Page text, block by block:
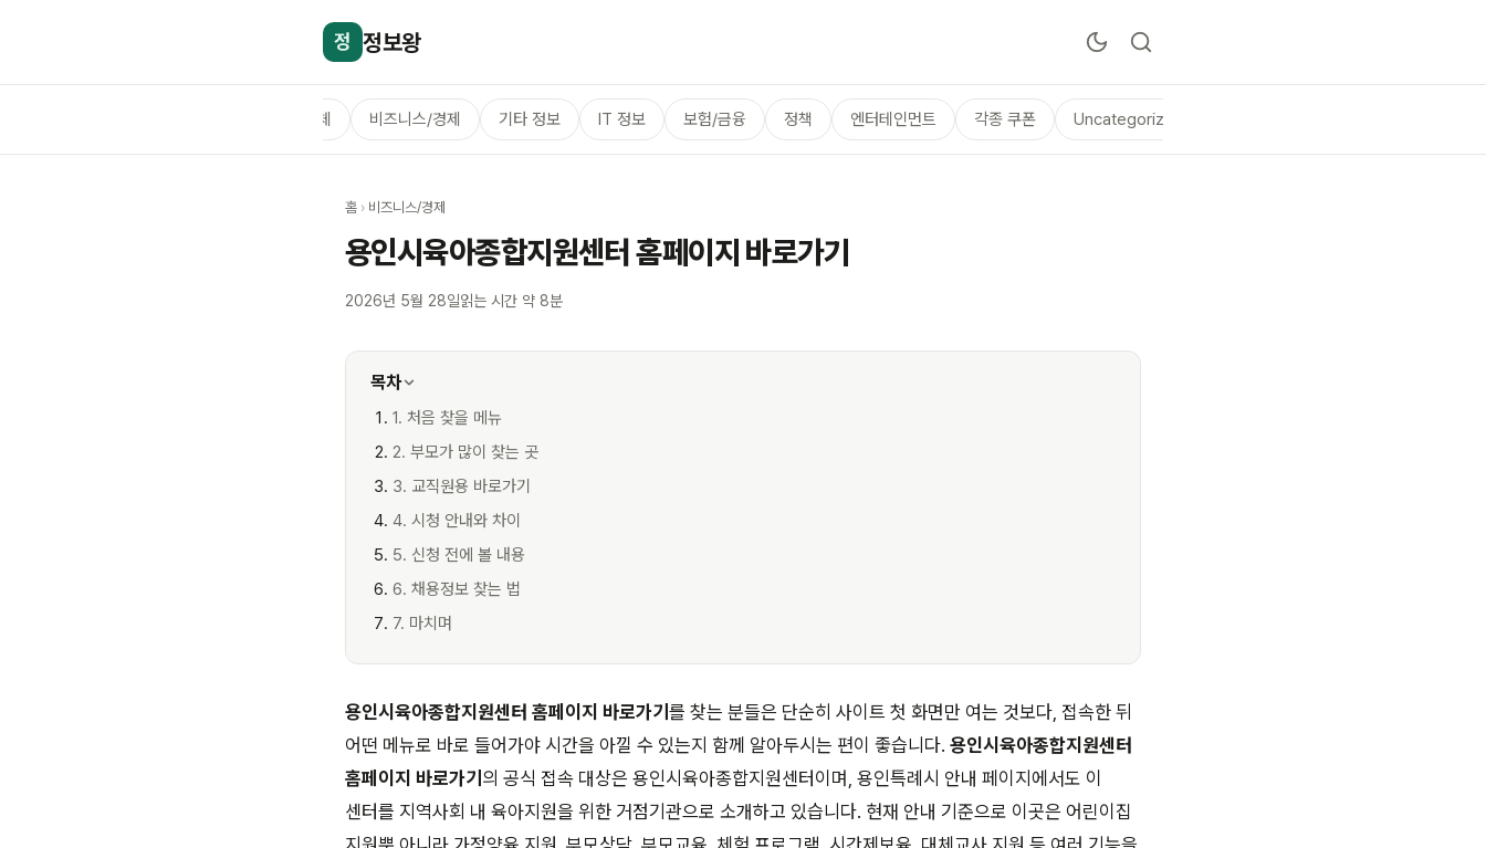
정 정보왕
전체 비즈니스/경제 기타 정보 IT 정보 보험/금융 정책 엔터테인먼트 각종 쿠폰 Uncategorized
홈 › 비즈니스/경제
용인시육아종합지원센터 홈페이지 바로가기
2026년 5월 28일읽는 시간 약 8분
목차
1. 처음 찾을 메뉴
2. 부모가 많이 찾는 곳
3. 교직원용 바로가기
4. 시청 안내와 차이
5. 신청 전에 볼 내용
6. 채용정보 찾는 법
7. 마치며
용인시육아종합지원센터 홈페이지 바로가기 를 찾는 분들은 단순히 사이트 첫 화면만 여는 것보다, 접속한 뒤
어떤 메뉴로 바로 들어가야 시간을 아낄 수 있는지 함께 알아두시는 편이 좋습니다. 용인시육아종합지원센터
홈페이지 바로가기 의 공식 접속 대상은 용인시육아종합지원센터이며, 용인특례시 안내 페이지에서도 이
센터를 지역사회 내 육아지원을 위한 거점기관으로 소개하고 있습니다. 현재 안내 기준으로 이곳은 어린이집